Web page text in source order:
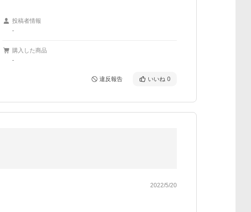
投稿者情報
-
購入した商品
-
違反報告 いいね 0
2022/5/20